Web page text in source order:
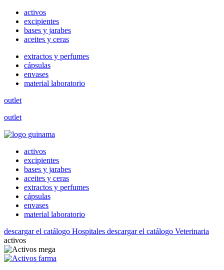
activos
excipientes
bases y jarabes
aceites y ceras
extractos y perfumes
cápsulas
envases
material laboratorio
outlet
outlet
activos
excipientes
bases y jarabes
aceites y ceras
extractos y perfumes
cápsulas
envases
material laboratorio
descargar el catálogo Hospitales descargar el catálogo Veterinaria
activos